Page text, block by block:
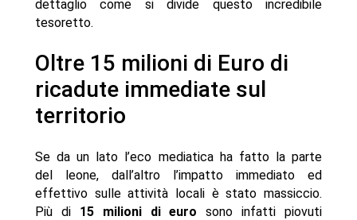
dettaglio come si divide questo incredibile
tesoretto.
Oltre 15 milioni di Euro di
ricadute immediate sul
territorio
Se da un lato l’eco mediatica ha fatto la parte
del leone, dall’altro l’impatto immediato ed
effettivo sulle attività locali è stato massiccio.
Più di 15 milioni di euro sono infatti piovuti